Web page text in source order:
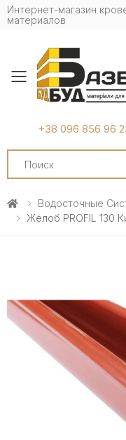
Интернет-магазин
материалов
Toggle
+38 096 856 96
Search
Водосточные
Желоб PROFIL 130